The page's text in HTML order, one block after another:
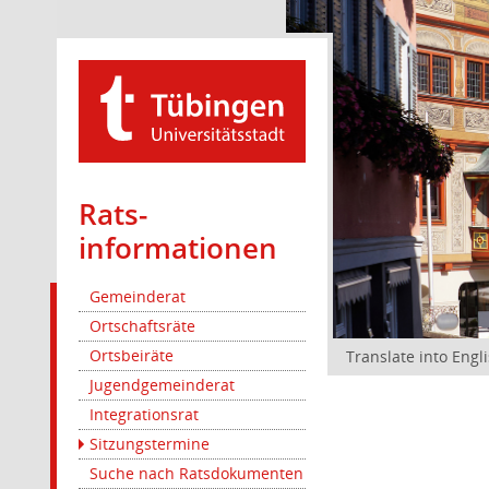
Rats­
informationen
Gemeinderat
Ortschaftsräte
Ortsbeiräte
Jugendgemeinderat
Integrationsrat
Sitzungstermine
Suche nach Ratsdokumenten
Translate into